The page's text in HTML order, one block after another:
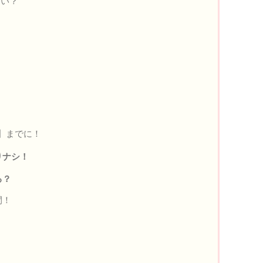
までに！
シ！